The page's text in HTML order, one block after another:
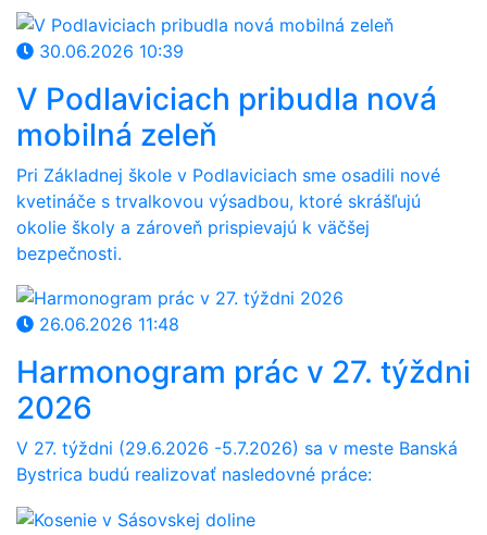
30.06.2026 10:39
V Podlaviciach pribudla nová
mobilná zeleň
Pri Základnej škole v Podlaviciach sme osadili nové
kvetináče s trvalkovou výsadbou, ktoré skrášľujú
okolie školy a zároveň prispievajú k väčšej
bezpečnosti.
26.06.2026 11:48
Harmonogram prác v 27. týždni
2026
V 27. týždni (29.6.2026 -5.7.2026) sa v meste Banská
Bystrica budú realizovať nasledovné práce: